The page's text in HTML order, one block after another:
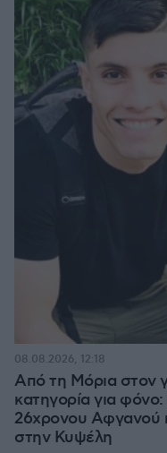
Από τη Μόρια στον
κατηγορία για
26χρονου Αφγανού
στην Κυψέλη
08.08.2026, 12:18